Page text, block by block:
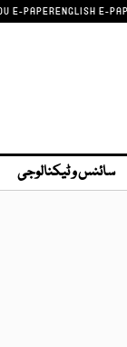
E-PAPERENGLISH E-
سائنس و ٹیکنالوجی